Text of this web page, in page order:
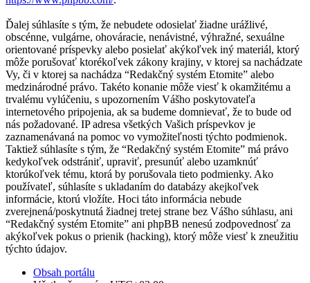
Ďalej súhlasíte s tým, že nebudete odosielať žiadne urážlivé,
obscénne, vulgárne, ohováracie, nenávistné, výhražné, sexuálne
orientované príspevky alebo posielať akýkoľvek iný materiál, ktorý
môže porušovať ktorékoľvek zákony krajiny, v ktorej sa nachádzate
Vy, či v ktorej sa nachádza “Redakčný systém Etomite” alebo
medzinárodné právo. Takéto konanie môže viesť k okamžitému a
trvalému vylúčeniu, s upozornením Vášho poskytovateľa
internetového pripojenia, ak sa budeme domnievať, že to bude od
nás požadované. IP adresa všetkých Vašich príspevkov je
zaznamenávaná na pomoc vo vymožiteľnosti týchto podmienok.
Taktiež súhlasíte s tým, že “Redakčný systém Etomite” má právo
kedykoľvek odstrániť, upraviť, presunúť alebo uzamknúť
ktorúkoľvek tému, ktorá by porušovala tieto podmienky. Ako
používateľ, súhlasíte s ukladaním do databázy akejkoľvek
informácie, ktorú vložíte. Hoci táto informácia nebude
zverejnená/poskytnutá žiadnej tretej strane bez Vášho súhlasu, ani
“Redakčný systém Etomite” ani phpBB nenesú zodpovednosť za
akýkoľvek pokus o prienik (hacking), ktorý môže viesť k zneužitiu
týchto údajov.
Obsah portálu